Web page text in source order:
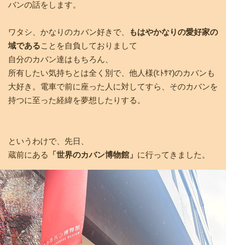
バンの話をします。
ワタシ、かなりのカバン好きで、
もはやかなりの愛好家の
域であることを自負しておりまして
自分のカバン達はもちろん、
所有したい気持ちとは全く別で、他人様(ﾋﾄｻﾏ)のカバンも
大好き。電車で前に座った人に対してすら、そのカバンを
持つに至った経緯を夢想したりする。
というわけで、先日、
蔵前にある
「世界のカバン博物館」 に行ってきました。